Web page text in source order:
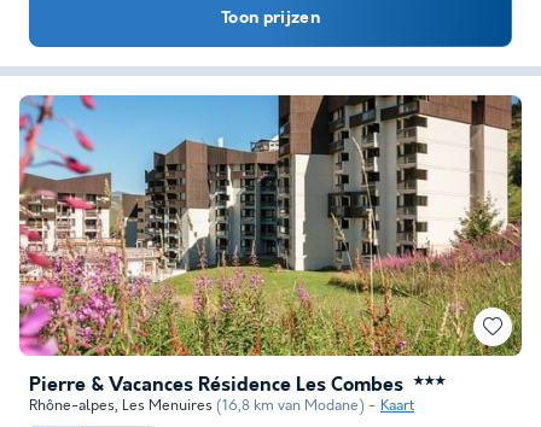
Toon prijzen
Pierre & Vacances Résidence Les Combes ★★★
Rhône-alpes, Les Menuires (16,8 km van Modane) Kaart